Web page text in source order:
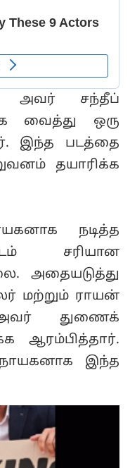
அவர் சந்தீப்
வைத்து ஒரு
இந்த படத்தை
தயாரிக்க
நடித்த
சரியான
அதையடுத்து
மற்றும் ராயன்
துணைக்
ஆரம்பித்தார்.
இந்த